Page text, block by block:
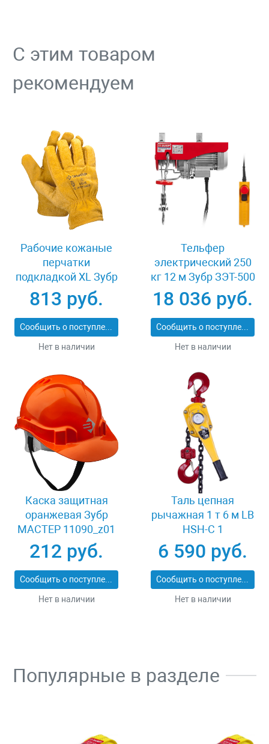
С этим товаром
рекомендуем
Рабочие кожаные
перчатки
подкладкой XL Зубр
МАСТЕР 1135-XL
813 руб.
Сообщить о поступлении
Нет в наличии
Тельфер
электрический 250
кг 12 м Зубр ЗЭТ-500
18 036 руб.
Сообщить о поступлении
Нет в наличии
Каска защитная
оранжевая Зубр
МАСТЕР 11090_z01
212 руб.
Сообщить о поступлении
Нет в наличии
Таль цепная
рычажная 1 т 6 м LB
HSH-C 1
6 590 руб.
Сообщить о поступлении
Нет в наличии
Популярные в разделе